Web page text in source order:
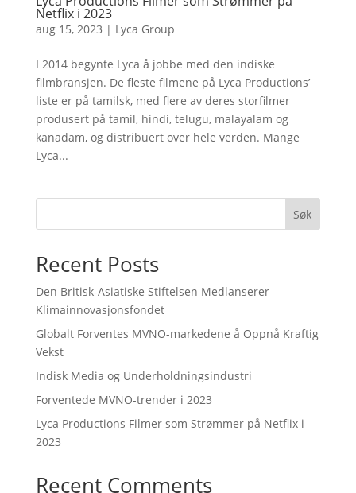
Netflix i 2023
aug 15, 2023 | Lyca Group
I 2014 begynte Lyca å jobbe med den indiske
filmbransjen. De fleste filmene på Lyca Productions’
liste er på tamilsk, med flere av deres storfilmer
produsert på tamil, hindi, telugu, malayalam og
kanadam, og distribuert over hele verden. Mange
Lyca...
Søk
Recent Posts
Den Britisk-Asiatiske Stiftelsen Medlanserer
Klimainnovasjonsfondet
Globalt Forventes MVNO-markedene å Oppnå Kraftig
Vekst
Indisk Media og Underholdningsindustri
Forventede MVNO-trender i 2023
Lyca Productions Filmer som Strømmer på Netflix i
2023
Recent Comments